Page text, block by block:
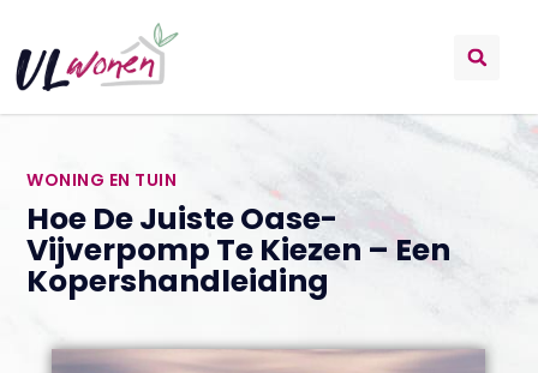
WONING EN TUIN
Hoe De Juiste Oase-
Vijverpomp Te Kiezen – Een
Kopershandleiding